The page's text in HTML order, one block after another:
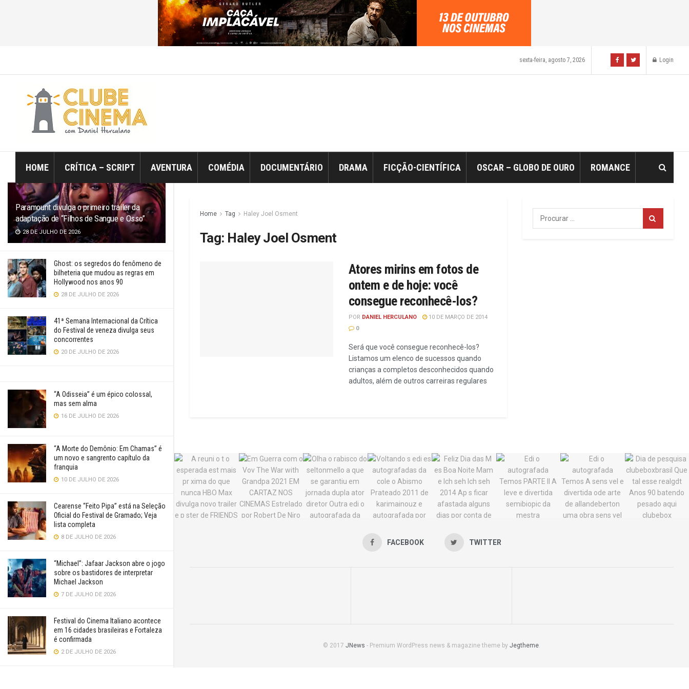
Paramount divulga o primeiro trailer da
adaptação de “Filhos de Sangue e Osso”
28 DE JULHO DE 2026
Ghost: os segredos do fenômeno de
bilheteria que mudou as regras em
Hollywood nos anos 90
28 DE JULHO DE 2026
41ª Semana Internacional da Crítica
do Festival de veneza divulga seus
concorrentes
20 DE JULHO DE 2026
“A Odisseia” é um épico colossal,
mas sem alma
16 DE JULHO DE 2026
“A Morte do Demônio: Em Chamas” é
um novo e sangrento capítulo da
franquia
10 DE JULHO DE 2026
Cearense “Feito Pipa” está na Seleção
Oficial do Festival de Gramado; Veja
lista completa
8 DE JULHO DE 2026
“Michael”: Jafaar Jackson abre o jogo
sobre os bastidores de interpretar
Michael Jackson
7 DE JULHO DE 2026
Festival do Cinema Italiano acontece
em 16 cidades brasileiras e Fortaleza
é confirmada
2 DE JULHO DE 2026
sexta-feira, agosto 7, 2026 Login
HOME CRÍTICA – SCRIPT AVENTURA COMÉDIA DOCUMENTÁRIO DRAMA FICÇÃO-CIENTÍFICA OSCAR – GLOBO DE OURO ROMANCE
Home Tag Haley Joel Osment
Tag: Haley Joel Osment
Atores mirins em fotos de
ontem e de hoje: você
consegue reconhecê-los?
POR DANIEL HERCULANO
10 DE MARÇO DE 2014
0
Será que você consegue reconhecê-los?
Listamos um elenco de sucessos quando
crianças a completos desconhecidos quando
adultos, além de outros carreiras regulares
FACEBOOK TWITTER
© 2017 JNews - Premium WordPress news & magazine theme by Jegtheme